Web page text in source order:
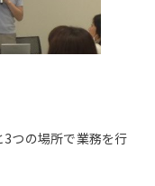
つの場所で業務を行